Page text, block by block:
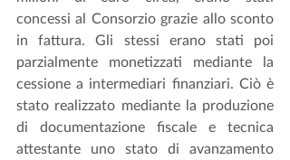
concessi al Consorzio grazie allo sconto
in fattura. Gli stessi erano stati poi
parzialmente monetizzati mediante la
cessione a intermediari finanziari. Ciò è
stato realizzato mediante la produzione
di documentazione fiscale e tecnica
attestante uno stato di avanzamento